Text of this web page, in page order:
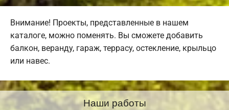
Внимание! Проекты, представленные в нашем
каталоге, можно поменять. Вы сможете добавить
балкон, веранду, гараж, террасу, остекление, крыльцо
или навес.
Наши работы